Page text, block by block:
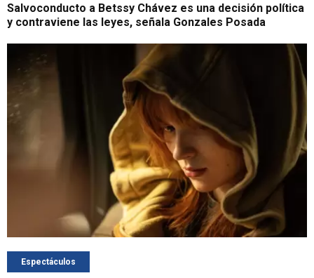
Salvoconducto a Betssy Chávez es una decisión política
y contraviene las leyes, señala Gonzales Posada
Espectáculos